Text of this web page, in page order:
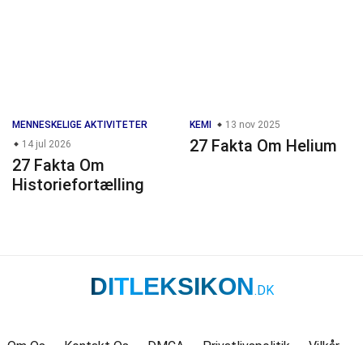
MENNESKELIGE AKTIVITETER
14 jul 2026
27 Fakta Om
Historiefortælling
KEMI 13 nov 2025
27 Fakta Om Helium
DITLEKSIKON.DK